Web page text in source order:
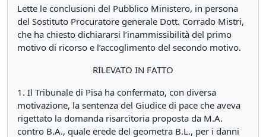
Lette le conclusioni del Pubblico Ministero, in persona
del Sostituto Procuratore generale Dott. Corrado Mistri,
che ha chiesto dichiararsi l’inammissibilità del primo
motivo di ricorso e l’accoglimento del secondo motivo.
RILEVATO IN FATTO
1. Il Tribunale di Pisa ha confermato, con diversa
motivazione, la sentenza del Giudice di pace che aveva
rigettato la domanda risarcitoria proposta da M.A.
contro B.A., quale erede del geometra B.L., per i danni